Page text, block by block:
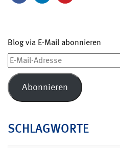
Blog via E-Mail abonnieren
E-
Mail-
Adresse
Abonnieren
SCHLAGWORTE